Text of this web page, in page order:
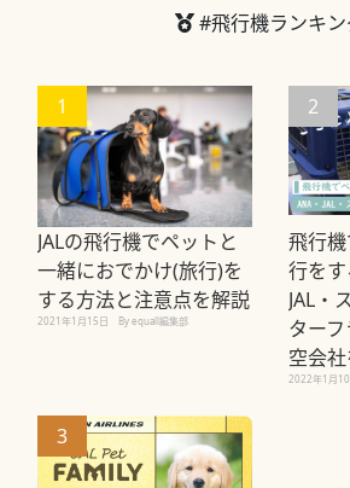
#飛行機ランキ
1
JALの⾶⾏機でペットと
⼀緒におでかけ(旅行)を
する⽅法と注意点を解説
2021年1月15日 By equall編集部
2
飛行
行をす
JAL・
ター
空会
2022年1月10
3